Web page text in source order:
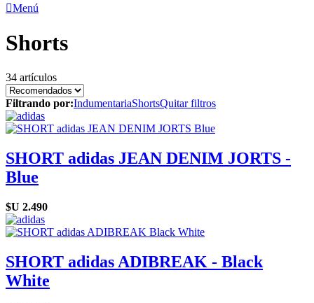
Menú
Shorts
34 artículos
Filtrando por:IndumentariaShortsQuitar filtros
SHORT adidas JEAN DENIM JORTS -
Blue
$U 2.490
SHORT adidas ADIBREAK - Black
White